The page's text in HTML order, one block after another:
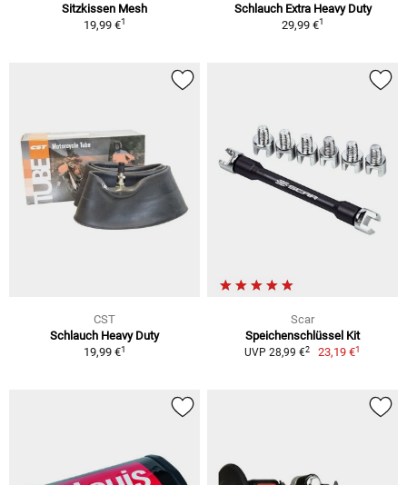
Sitzkissen Mesh
19,99 €1
Schlauch Extra Heavy Duty
29,99 €1
CST
Schlauch Heavy Duty
19,99 €1
Scar
Speichenschlüssel Kit
UVP 28,99 €2 23,19 €1